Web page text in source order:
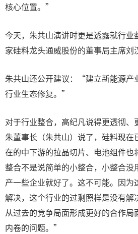
核心位置。”
今天，朱共山演讲时更是透露就行业
家硅料龙头通威股份的董事局主席刘
朱共山还公开建议：“建立新能源产
行业生态修复。”
对于行业整合，高纪凡说得更透彻
朱董事长（朱共山）说了，硅料现在
在的中下游的拉晶切片、电池组件也
整合不是说简单的小整合，小整合没
产一些企业就好了。这不可能。因
解决，这个行业的过剩照样是没有解
从过去的竞争局面形成更好的合作局
内卷的问题。”